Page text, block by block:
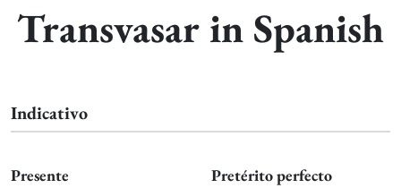
Transvasar in Spanish
Indicativo
Presente Pretérito perfecto